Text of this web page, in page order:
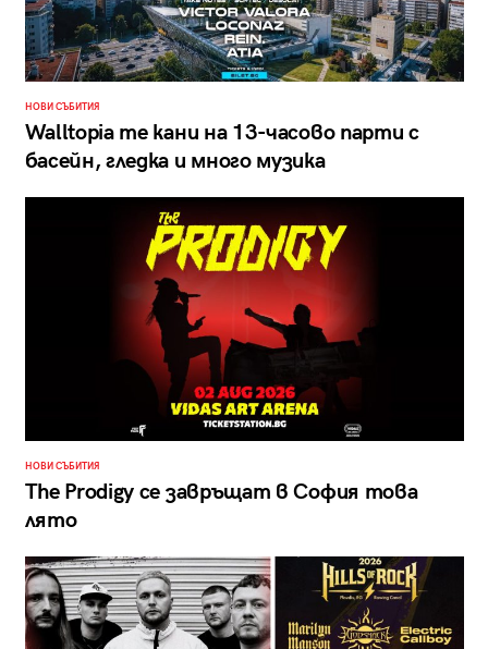
НОВИ СЪБИТИЯ
Walltopia те кани на 13-часово парти с
басейн, гледка и много музика
НОВИ СЪБИТИЯ
The Prodigy се завръщат в София това
лято